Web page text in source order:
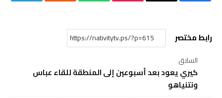
رابط مختصر
السابق
كيري يعود بعد أسبوعين إلى المنطقة للقاء عباس
ونتنياهو